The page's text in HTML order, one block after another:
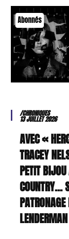
Abonnés
/CHRONIQUES
13 JUILLET 2026
AVEC «
TRACEY
PETIT
COUNTRY…
LENDERMAN